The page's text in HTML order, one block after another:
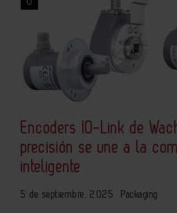
Encoders IO-Link de
precisión se une a la
inteligente
5 de septiembre, 2025 Packaging